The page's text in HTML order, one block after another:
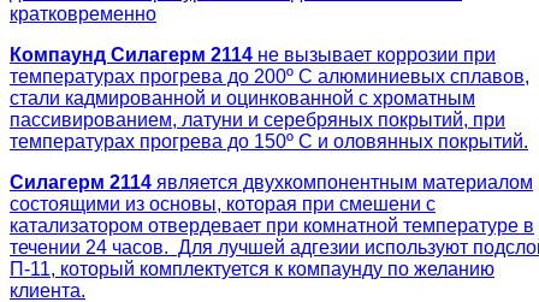
кратковременно
Компаунд Силагерм 2114 не вызывает коррозии при
температурах прогрева до 200º С алюминиевых сплавов,
стали кадмированной и оцинкованной с хроматным
пассивированием, латуни и серебряных покрытий, при
температурах прогрева до 150º С и оловянных покрытий.
Силагерм 2114 является двухкомпонентным материалом
состоящими из основы, которая при смешени с
катализатором отвердевает при комнатной температуре в
течении 24 часов. Для лучшей адгезии используют
П-11, который комплектуется к компаунду по желанию
клиента.